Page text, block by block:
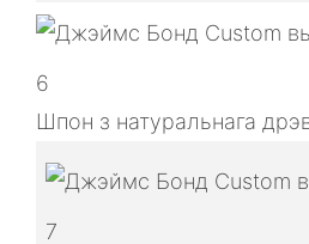
6
Шпон з натуральнага
7